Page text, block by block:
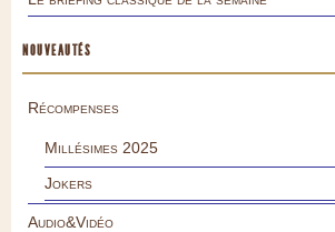
NOUVEAUTÉS
Récompenses
Millésimes 2025
Jokers
Audio&Vidéo